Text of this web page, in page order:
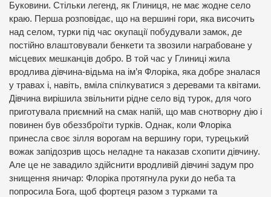
Буковини. Стільки легенд, як Глиниця, не має жодне село
краю. Перша розповідає, що на вершині гори, яка височить
над селом, турки під час окупації побудували замок, де
постійно влаштовували бенкети та звозили награбоване у
місцевих мешканців добро. В той час у Глиниці жила
вродлива дівчина-відьма на ім’я Флоріка, яка добре зналася
у травах і, навіть, вміла спілкуватися з деревами та квітами.
Дівчина вирішила звільнити рідне село від турок, для чого
приготувала приємний на смак напій, що мав снотворну дію і
повинен був обеззброїти турків. Однак, коли Флоріка
принесла своє зілля ворогам на вершину гори, турецький
вожак запідозрив щось неладне та наказав схопити дівчину.
Але це не завадило здійснити вродливій дівчині задум про
знищення яничар: Флоріка протягнула руки до неба та
попросила Бога, щоб фортеця разом з турками та